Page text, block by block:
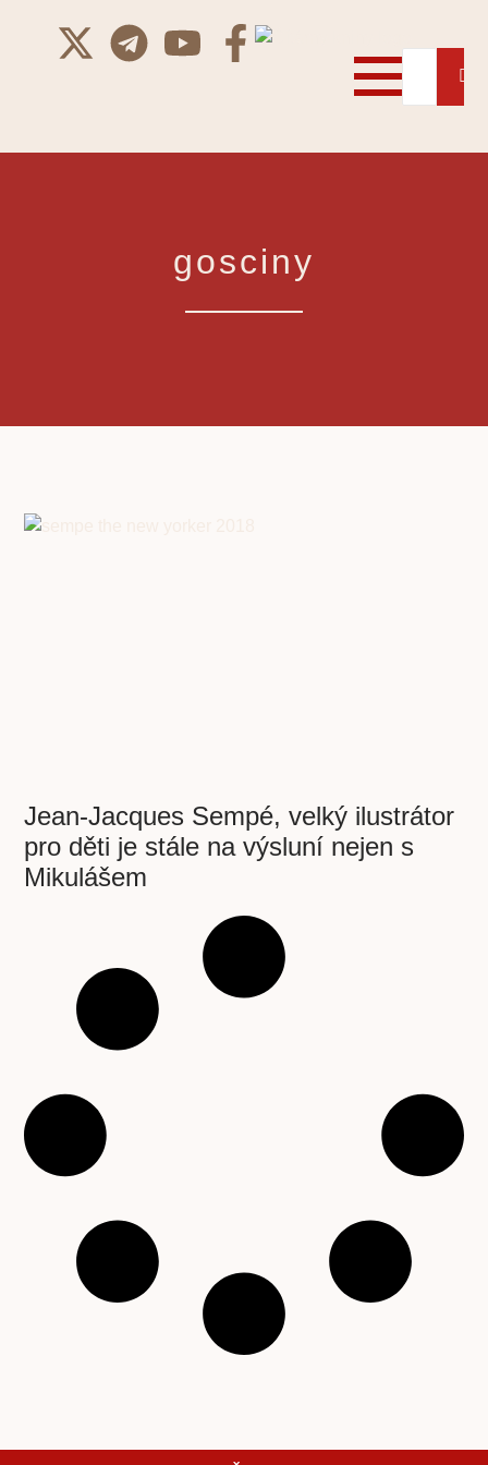
gosciny
Jean-Jacques Sempé, velký ilustrátor
pro děti je stále na výsluní nejen s
Mikulášem